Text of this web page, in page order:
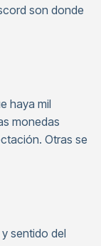
son donde
haya mil
monedas
Otras se
sentido del